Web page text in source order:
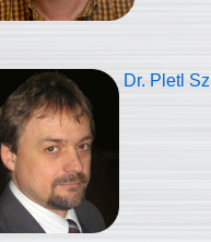
Dr. Pletl